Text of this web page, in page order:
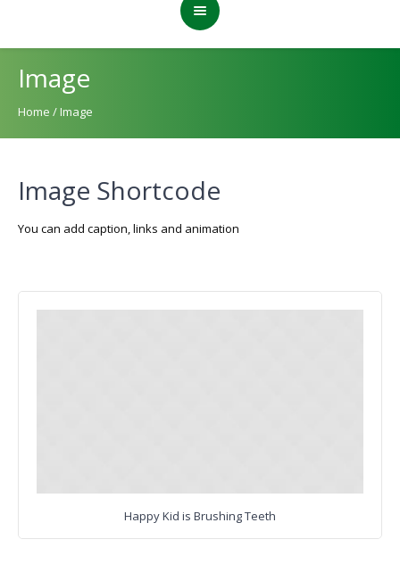
Image
Home /Image
Image Shortcode
You can add caption, links and animation
Happy Kid is Brushing Teeth